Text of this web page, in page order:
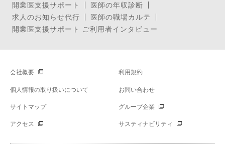
開業医支援サポート
医師の年収診断
求人のお知らせ代行
医師の職場カルテ
開業医支援サポート ご利用者インタビュー
会社概要 利用規約
個人情報の取り扱いについて お問い合わせ
サイトマップ グループ企業
アクセス サスティナビリティ